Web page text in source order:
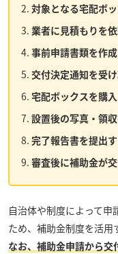
対象となる宅配ボ
業者に見積もりを
事前申請書類を作
交付決定通知を受
宅配ボックスを購
設置後の写真・領
完了報告書を提出
審査後に補助金が
自治体や制度によって申
ため、補助金制度を活用
なお、補助金申請から交